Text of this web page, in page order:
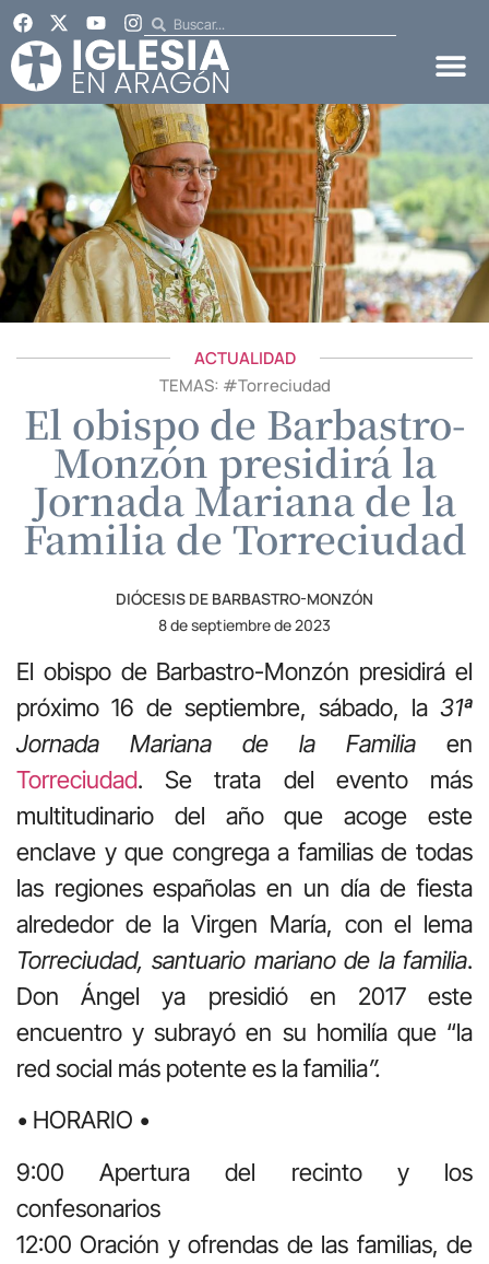
ACTUALIDAD
TEMAS: #Torreciudad
El obispo de Barbastro-
Monzón presidirá la
Jornada Mariana de la
Familia de Torreciudad
DIÓCESIS DE BARBASTRO-MONZÓN
8 de septiembre de 2023
El obispo de Barbastro-Monzón presidirá el
próximo 16 de septiembre, sábado, la 31ª
Jornada Mariana de la Familia en
Torreciudad. Se trata del evento más
multitudinario del año que acoge este
enclave y que congrega a familias de todas
las regiones españolas en un día de fiesta
alrededor de la Virgen María, con el lema
Torreciudad, santuario mariano de la familia.
Don Ángel ya presidió en 2017 este
encuentro y subrayó en su homilía que “la
red social más potente es la familia”.
• HORARIO •
9:00 Apertura del recinto y los
confesonarios
12:00 Oración y ofrendas de las familias, de